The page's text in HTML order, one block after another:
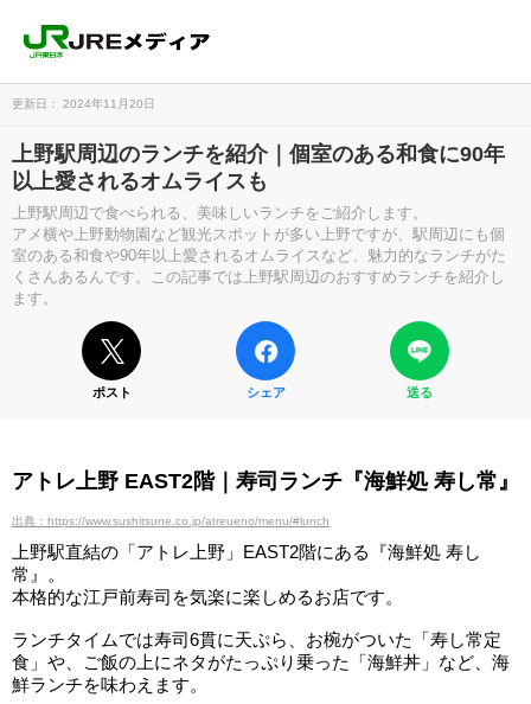
更新日： 2024年11月20日
上野駅周辺のランチを紹介｜個室のある和食に90年
以上愛されるオムライスも
上野駅周辺で食べられる、美味しいランチをご紹介します。
アメ横や上野動物園など観光スポットが多い上野ですが、駅周辺にも個
室のある和食や90年以上愛されるオムライスなど、魅力的なランチがた
くさんあるんです。この記事では上野駅周辺のおすすめランチを紹介し
ます。
ポスト シェア 送る
アトレ上野 EAST2階｜寿司ランチ『海鮮処 寿し常』
出典：https://www.sushitsune.co.jp/atreueno/menu/#lunch
上野駅直結の「アトレ上野」EAST2階にある『海鮮処 寿し
常』。
本格的な江戸前寿司を気楽に楽しめるお店です。
ランチタイムでは寿司6貫に天ぷら、お椀がついた「寿し常定
食」や、ご飯の上にネタがたっぷり乗った「海鮮丼」など、海
鮮ランチを味わえます。